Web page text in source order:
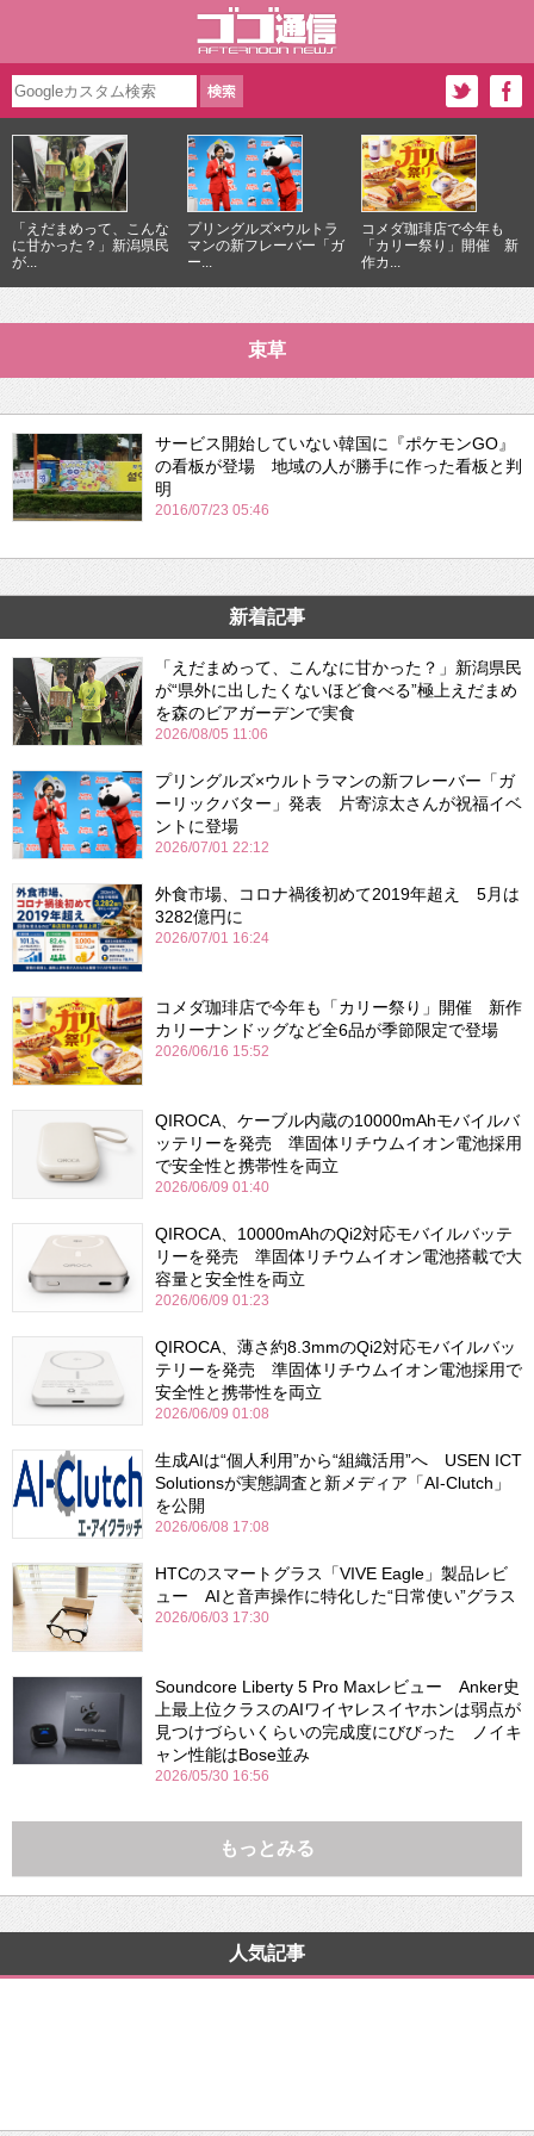
「えだまめって、こんな
に甘かった？」新潟県民
が...
プリングルズ×ウルトラ
マンの新フレーバー「ガ
ー...
コメダ珈琲店で今年も
「カリー祭り」開催 新
作カ...
束草
サービス開始していない韓国に『ポケモンGO』
の看板が登場 地域の人が勝手に作った看板と判
明
2016/07/23 05:46
新着記事
「えだまめって、こんなに甘かった？」新潟県民
が“県外に出したくないほど食べる”極上えだまめ
を森のビアガーデンで実食
2026/08/05 11:06
プリングルズ×ウルトラマンの新フレーバー「ガ
ーリックバター」発表 片寄涼太さんが祝福イベ
ントに登場
2026/07/01 22:12
外食市場、コロナ禍後初めて2019年超え 5月は
3282億円に
2026/07/01 16:24
コメダ珈琲店で今年も「カリー祭り」開催 新作
カリーナンドッグなど全6品が季節限定で登場
2026/06/16 15:52
QIROCA、ケーブル内蔵の10000mAhモバイルバ
ッテリーを発売 準固体リチウムイオン電池採用
で安全性と携帯性を両立
2026/06/09 01:40
QIROCA、10000mAhのQi2対応モバイルバッテ
リーを発売 準固体リチウムイオン電池搭載で大
容量と安全性を両立
2026/06/09 01:23
QIROCA、薄さ約8.3mmのQi2対応モバイルバッ
テリーを発売 準固体リチウムイオン電池採用で
安全性と携帯性を両立
2026/06/09 01:08
生成AIは“個人利用”から“組織活用”へ USEN ICT
Solutionsが実態調査と新メディア「AI-Clutch」
を公開
2026/06/08 17:08
HTCのスマートグラス「VIVE Eagle」製品レビ
ュー AIと音声操作に特化した“日常使い”グラス
2026/06/03 17:30
Soundcore Liberty 5 Pro Maxレビュー Anker史
上最上位クラスのAIワイヤレスイヤホンは弱点が
見つけづらいくらいの完成度にびびった ノイキ
ャン性能はBose並み
2026/05/30 16:56
もっとみる
人気記事